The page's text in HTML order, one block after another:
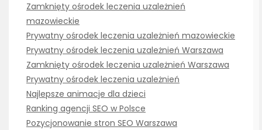
Zamknięty ośrodek leczenia uzależnień
mazowieckie
Prywatny ośrodek leczenia uzależnień mazowieckie
Prywatny ośrodek leczenia uzależnień Warszawa
Zamknięty ośrodek leczenia uzależnień Warszawa
Prywatny ośrodek leczenia uzależnień
Najlepsze animacje dla dzieci
Ranking agencji SEO w Polsce
Pozycjonowanie stron SEO Warszawa